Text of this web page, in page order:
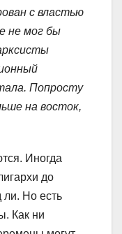
с властью
не мог бы
Попросту
на восток,
Иногда
до
Но есть
Как ни